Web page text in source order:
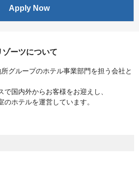
Apply Now
ーツについて
グループのホテル事業部門を担う会社と
で国内外からお客様をお迎えし、
ホテルを運営しています。